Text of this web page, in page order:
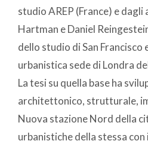
studio AREP (France) e
Hartman e Daniel
dello studio di San Francisco
urbanistica sede di Londra
La tesi su quella base ha
architettonico, strutturale,
Nuova stazione Nord della
urbanistiche della stessa